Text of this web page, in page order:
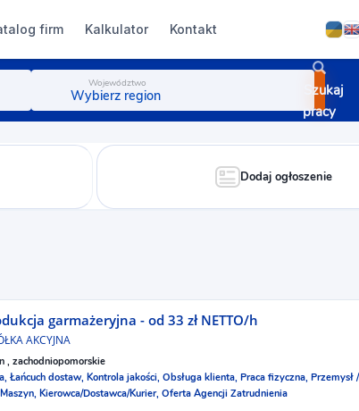
firm Kalkulator Kontakt
Województwo
Wybierz region
Szukaj
pracy
Dodaj ogłoszenie
garmażeryjna - od 33 zł NETTO/h
AKCYJNA
, zachodniopomorskie
Łańcuch dostaw, Kontrola jakości, Obsługa klienta, Praca fizyczna, Przemysł
Kierowca/Dostawca/Kurier, Oferta Agencji Zatrudnienia